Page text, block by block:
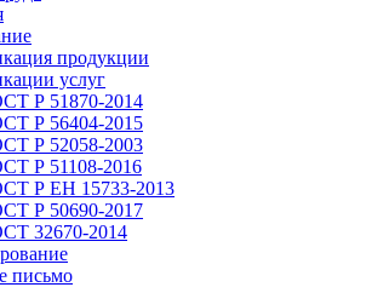
продукции
услуг
Р 51870-2014
Р 56404-2015
Р 52058-2003
Р 51108-2016
Р ЕН 15733-2013
Р 50690-2017
32670-2014
письмо